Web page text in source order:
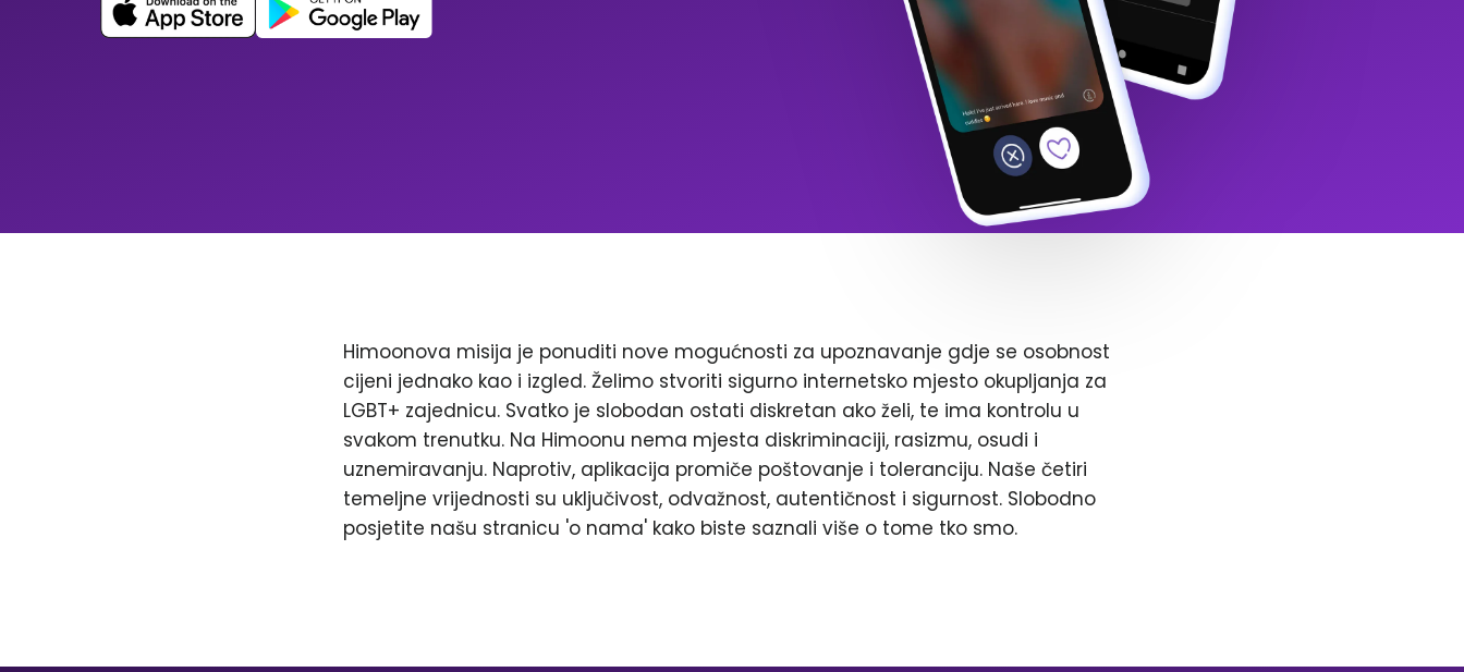
Himoonova misija je ponuditi nove mogućnosti za upoznavanje gdje se osobnost
cijeni jednako kao i izgled. Želimo stvoriti sigurno internetsko mjesto okupljanja za
LGBT+ zajednicu. Svatko je slobodan ostati diskretan ako želi, te ima kontrolu u
svakom trenutku. Na Himoonu nema mjesta diskriminaciji, rasizmu, osudi i
uznemiravanju. Naprotiv, aplikacija promiče poštovanje i toleranciju. Naše četiri
temeljne vrijednosti su uključivost, odvažnost, autentičnost i sigurnost. Slobodno
posjetite našu stranicu 'o nama' kako biste saznali više o tome tko smo.